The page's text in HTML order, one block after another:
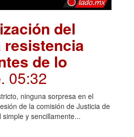
del
de lo
. 05:32
ninguna sorpresa en el
de la comisión de Justicia de
y sencillamente...